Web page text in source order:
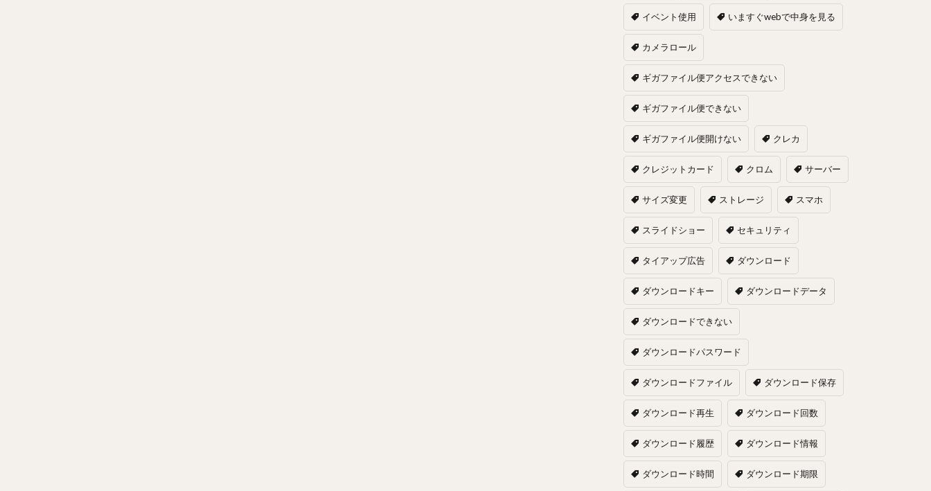
イベント使用 いますぐwebで中身を見る
カメラロール
ギガファイル便アクセスできない
ギガファイル便できない
ギガファイル便開けない クレカ
クレジットカード クロム サーバー
サイズ変更 ストレージ スマホ
スライドショー セキュリティ
タイアップ広告 ダウンロード
ダウンロードキー ダウンロードデータ
ダウンロードできない
ダウンロードパスワード
ダウンロードファイル ダウンロード保存
ダウンロード再生 ダウンロード回数
ダウンロード履歴 ダウンロード情報
ダウンロード時間 ダウンロード期限